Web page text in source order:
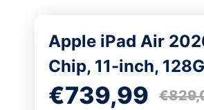
Apple iPad Air
Chip, 11-inch,
€739,99